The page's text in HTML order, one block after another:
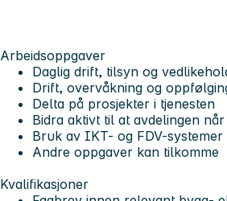
Arbeidsoppgaver
Daglig drift, tilsyn og
Drift, overvåkning og
Delta på prosjekter i tjenesten
Bidra aktivt til at avdelingen
Bruk av IKT- og FDV-systemer
Andre oppgaver kan tilkomme
Kvalifikasjoner